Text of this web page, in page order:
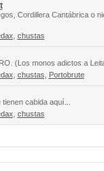
Cordillera Cantábrica o
chustas
(Los monos adictos a
chustas Portobrute
cabida aquí...
chustas